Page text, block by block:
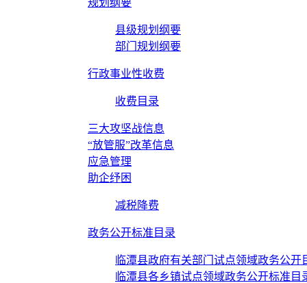
规划纲要
县级规划纲要
部门规划纲要
行政事业性收费
收费目录
三大攻坚战信息
“放管服”改革信息
应急管理
助企纾困
减税降费
政务公开标准目录
临潭县政府有关部门试点领域政务公开
临潭县各乡镇试点领域政务公开标准目